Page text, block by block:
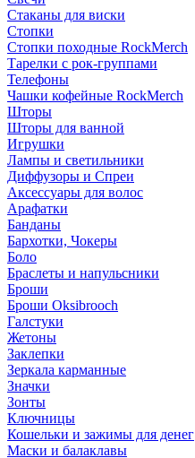
Стаканы для виски
Стопки
Стопки походные RockMerch
Тарелки с рок-группами
Телефоны
Чашки кофейные RockMerch
Шторы
Шторы для ванной
Игрушки
Лампы и светильники
Диффузоры и Спреи
Аксессуары для волос
Арафатки
Банданы
Бархотки, Чокеры
Боло
Браслеты и напульсники
Броши
Броши Oksibrooch
Галстуки
Жетоны
Заклепки
Зеркала карманные
Значки
Зонты
Ключницы
Кошельки и зажимы для денег
Маски и балаклавы